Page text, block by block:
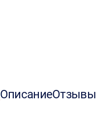
ОписаниеОтзывы